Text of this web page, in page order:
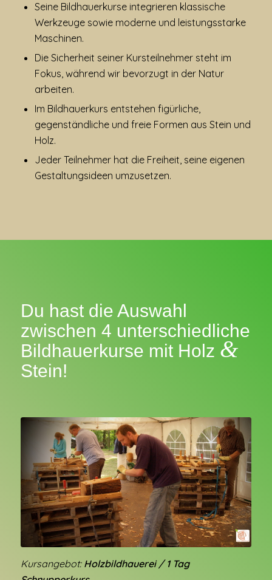
Seine Bildhauerkurse integrieren klassische
Werkzeuge sowie moderne und leistungsstarke
Maschinen.
Die Sicherheit seiner Kursteilnehmer steht im
Fokus, während wir bevorzugt in der Natur
arbeiten.
Im Bildhauerkurs entstehen figürliche,
gegenständliche und freie Formen aus Stein und
Holz.
Jeder Teilnehmer hat die Freiheit, seine eigenen
Gestaltungsideen umzusetzen.
Du hast die Auswahl
zwischen 4 unterschiedliche
Bildhauerkurse mit Holz &
Stein!
Kursangebot: Holzbildhauerei / 1 Tag